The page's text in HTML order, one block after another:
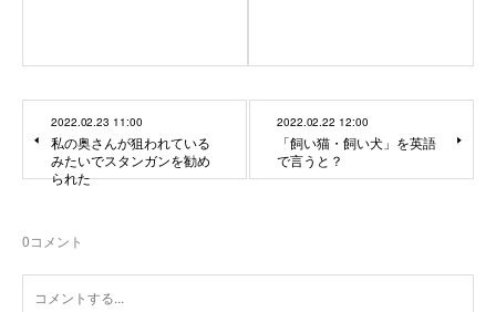
2022.02.23 11:00
私の奥さんが狙われている
みたいでスタンガンを勧め
られた
2022.02.22 12:00
「飼い猫・飼い犬」を英語
で言うと？
0コメント